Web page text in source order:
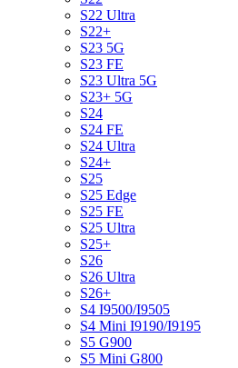
S22 Ultra
S22+
S23 5G
S23 FE
S23 Ultra 5G
S23+ 5G
S24
S24 FE
S24 Ultra
S24+
S25
S25 Edge
S25 FE
S25 Ultra
S25+
S26
S26 Ultra
S26+
S4 I9500/I9505
S4 Mini I9190/I9195
S5 G900
S5 Mini G800